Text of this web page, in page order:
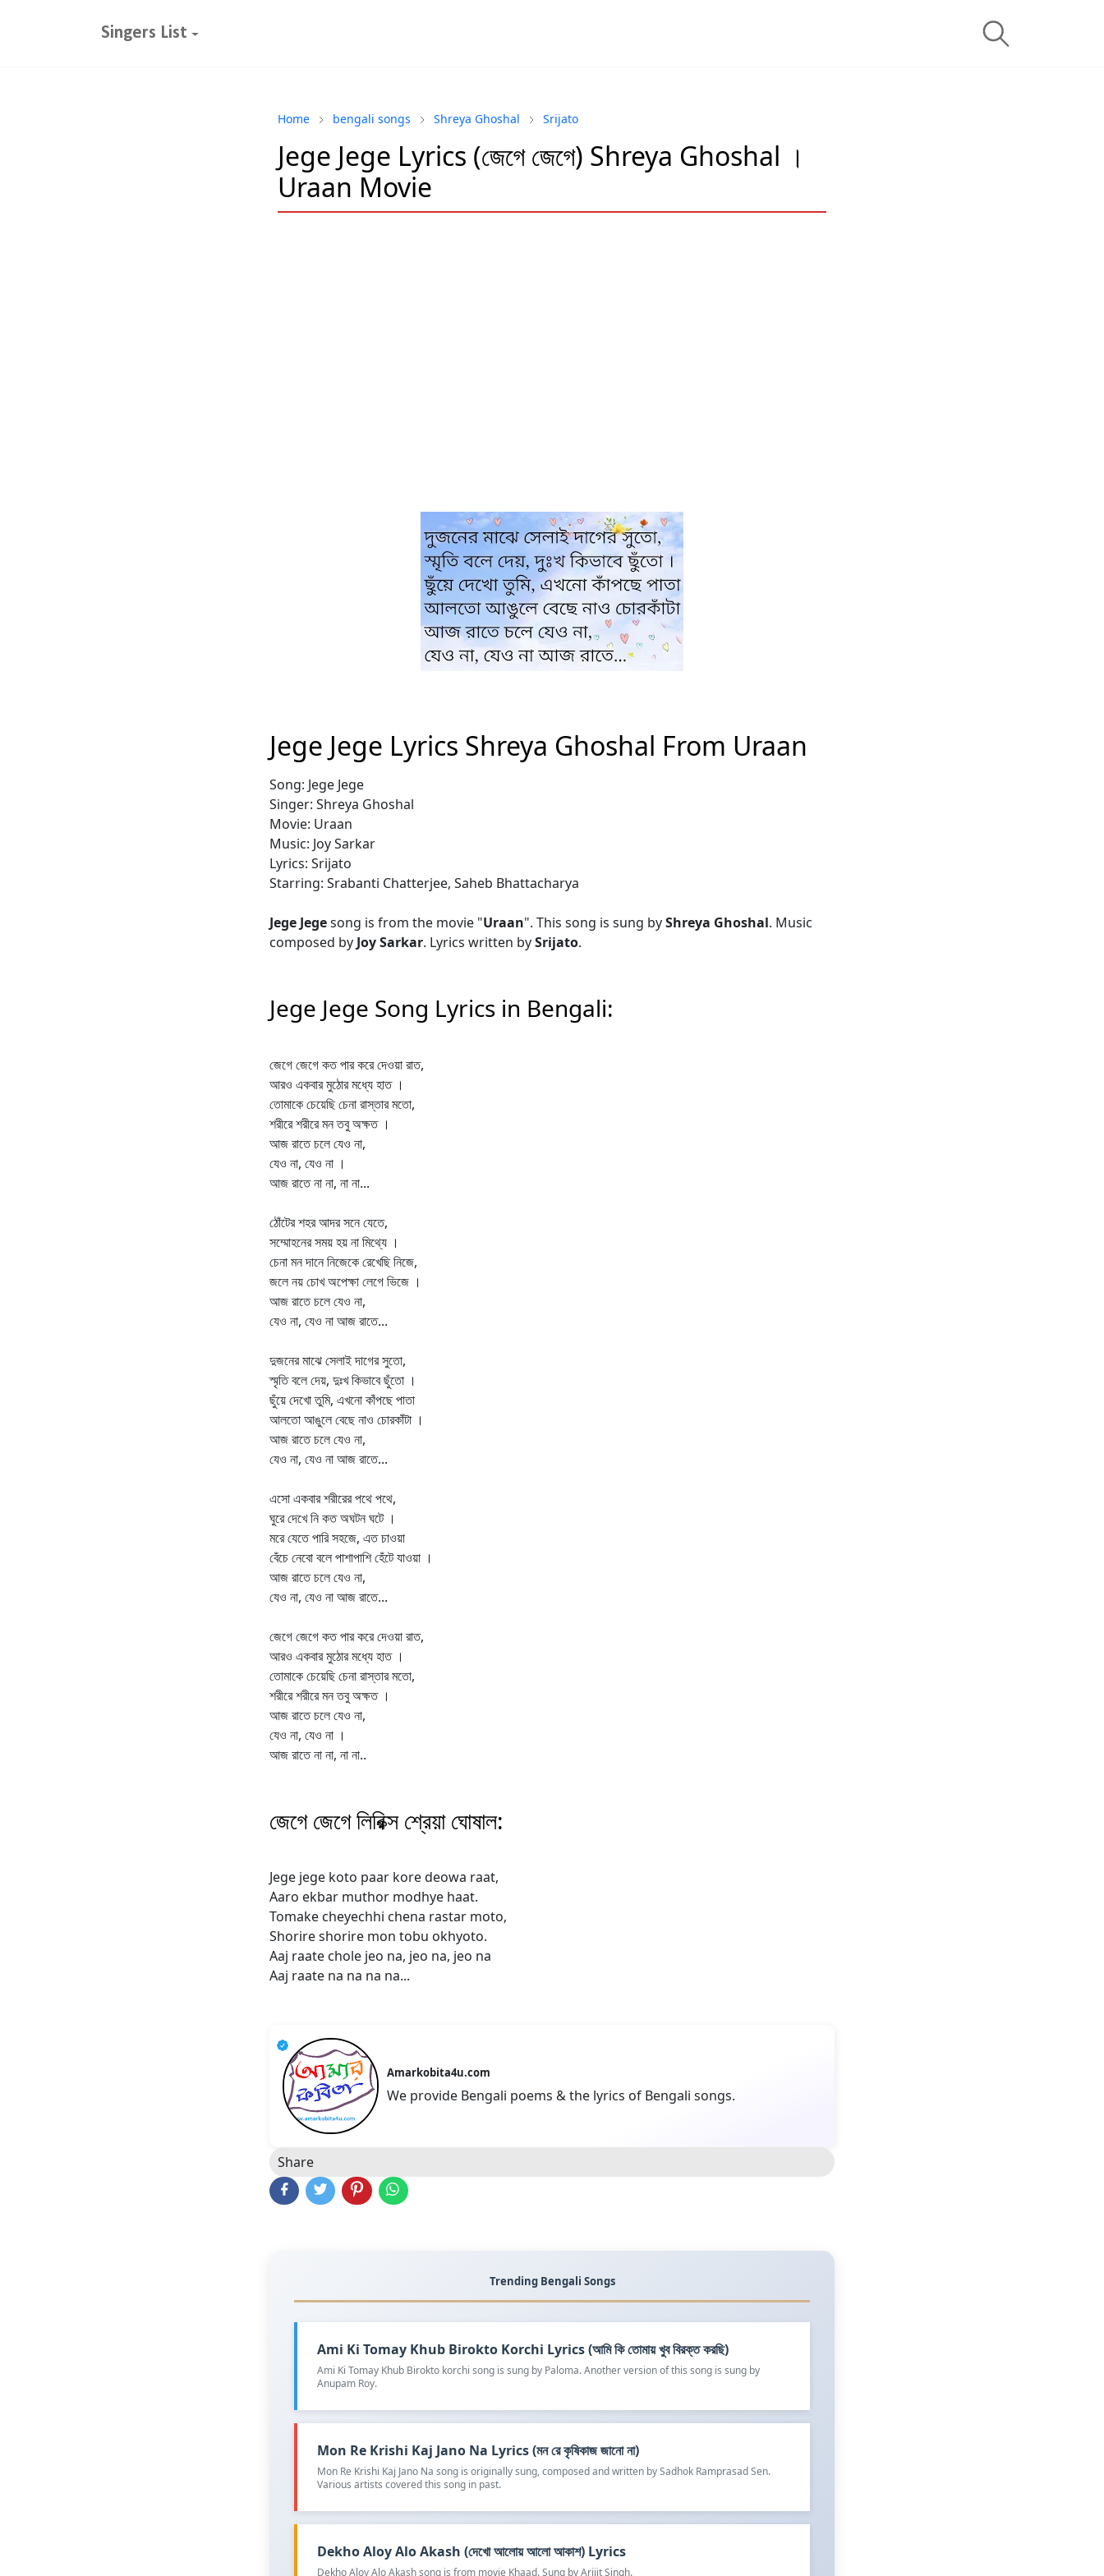
Singers List
Home bengali songs Shreya Ghoshal Srijato
Jege Jege Lyrics (জেগে জেগে) Shreya Ghoshal ।
Uraan Movie
Jege Jege Lyrics Shreya Ghoshal From Uraan
Song: Jege Jege
Singer: Shreya Ghoshal
Movie: Uraan
Music: Joy Sarkar
Lyrics: Srijato
Starring: Srabanti Chatterjee, Saheb Bhattacharya
Jege Jegesong is from the movie "Uraan". This song is sung byShreya Ghoshal. Music
composed by Joy Sarkar. Lyrics written bySrijato.
Jege Jege Song Lyrics in Bengali:
জেগে জেগে কত পার করে দেওয়া রাত,
আরও একবার মুঠোর মধ্যে হাত ।
তোমাকে চেয়েছি চেনা রাস্তার মতো,
শরীরে শরীরে মন তবু অক্ষত ।
আজ রাতে চলে যেও না,
যেও না, যেও না ।
আজ রাতে না না, না না...
ঠোঁটের শহর আদর সনে যেতে,
সম্মোহনের সময় হয় না মিথ্যে ।
চেনা মন দানে নিজেকে রেখেছি নিজে,
জলে নয় চোখ অপেক্ষা লেগে ভিজে ।
আজ রাতে চলে যেও না,
যেও না, যেও না আজ রাতে...
দুজনের মাঝে সেলাই দাগের সুতো,
স্মৃতি বলে দেয়, দুঃখ কিভাবে ছুঁতো ।
ছুঁয়ে দেখো তুমি, এখনো কাঁপছে পাতা
আলতো আঙুলে বেছে নাও চোরকাঁটা ।
আজ রাতে চলে যেও না,
যেও না, যেও না আজ রাতে...
এসো একবার শরীরের পথে পথে,
ঘুরে দেখে নি কত অঘটন ঘটে ।
মরে যেতে পারি সহজে, এত চাওয়া
বেঁচে নেবো বলে পাশাপাশি হেঁটে যাওয়া ।
আজ রাতে চলে যেও না,
যেও না, যেও না আজ রাতে...
জেগে জেগে কত পার করে দেওয়া রাত,
আরও একবার মুঠোর মধ্যে হাত ।
তোমাকে চেয়েছি চেনা রাস্তার মতো,
শরীরে শরীরে মন তবু অক্ষত ।
আজ রাতে চলে যেও না,
যেও না, যেও না ।
আজ রাতে না না, না না..
জেগে জেগে লিরিক্স শ্রেয়া ঘোষাল:
Jege jege koto paar kore deowa raat,
Aaro ekbar muthor modhye haat.
Tomake cheyechhi chena rastar moto,
Shorire shorire mon tobu okhyoto.
Aaj raate chole jeo na, jeo na, jeo na
Aaj raate na na na na...
Amarkobita4u.com
We provide Bengali poems & the lyrics of Bengali songs.
Share
Trending Bengali Songs
Ami Ki Tomay Khub Birokto Korchi Lyrics (আমি কি তোমায় খুব বিরক্ত করছি)
Ami Ki Tomay Khub Birokto korchi song is sung by Paloma. Another version of this song is sung by
Anupam Roy.
Mon Re Krishi Kaj Jano Na Lyrics (মন রে কৃষিকাজ জানো না)
Mon Re Krishi Kaj Jano Na song is originally sung, composed and written by Sadhok Ramprasad Sen.
Various artists covered this song in past.
Dekho Aloy Alo Akash (দেখো আলোয় আলো আকাশ) Lyrics
Dekho Aloy Alo Akash song is from movie Khaad. Sung by Arijit Singh.